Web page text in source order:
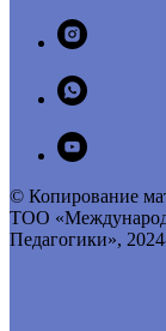
© Копирование
ТОО
Педагогики»,